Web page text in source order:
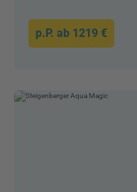
p.P. ab 1219 €